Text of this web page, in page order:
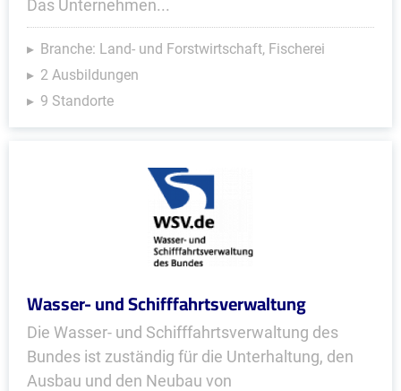
Das Unternehmen...
Branche: Land- und Forstwirtschaft, Fischerei
2 Ausbildungen
9 Standorte
Wasser- und Schifffahrtsverwaltung
Die Wasser- und Schifffahrtsverwaltung des
Bundes ist zuständig für die Unterhaltung, den
Ausbau und den Neubau von